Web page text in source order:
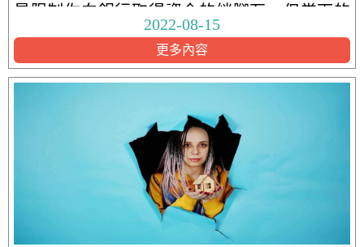
是限制你向銀行取得資金的絆腳石，但當下的
2022-08-15
更多內容